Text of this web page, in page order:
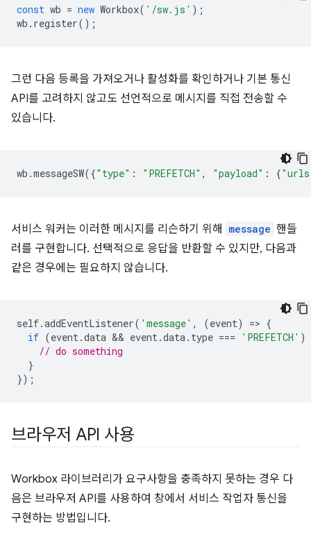
const wb = new Workbox( '/sw.js' );
wb . register();
그런 다음 등록을 가져오거나 활성화를 확인하거나 기본 통신
API를 고려하지 않고도 선언적으로 메시지를 직접 전송할 수
있습니다.
wb .messageSW({"type" : "PREFETCH" , "payload" : {
서비스 워커는 이러한 메시지를 리슨하기 위해 message 핸들
러를 구현합니다. 선택적으로 응답을 반환할 수 있지만, 다음과
같은 경우에는 필요하지 않습니다.
self.addEventListener( 'message' , (event) => {
if (event.data && event.data. type === 'PREFETCH' )
// do something
}
});
브라우저 API 사용
Workbox 라이브러리가 요구사항을 충족하지 못하는 경우 다
음은 브라우저 API를 사용하여 창에서 서비스 작업자 통신을
구현하는 방법입니다.